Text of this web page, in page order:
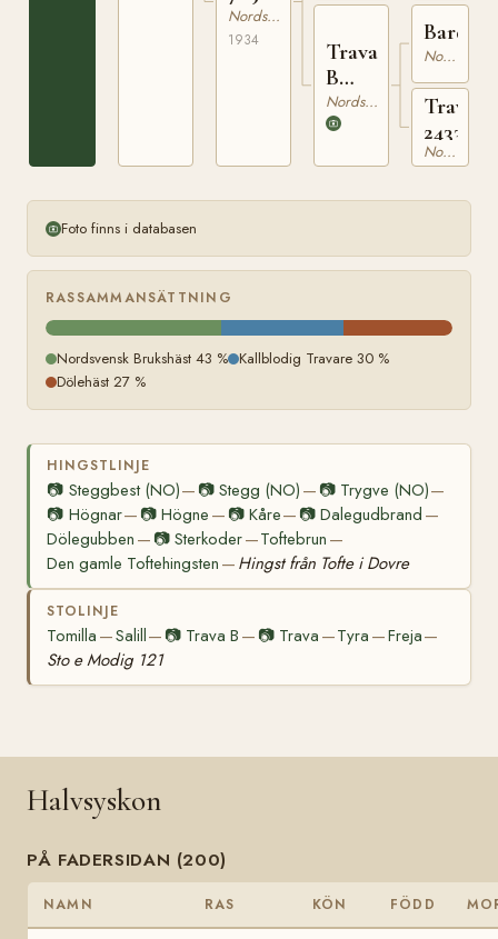
Nordsvensk Brukshäst
1934
Trava
B
4542Nordsvensk Brukshäst
Bard
Nordsvensk Brukshäst
Trava
2433
Nordsvensk Brukshäst
Foto finns i databasen
RASSAMMANSÄTTNING
Nordsvensk Brukshäst 43 % Kallblodig Travare 30 %
Dölehäst 27 %
HINGSTLINJE
📷 Steggbest (NO)— 📷Stegg (NO) — 📷 Trygve (NO)—
📷 Högnar— 📷Högne — 📷 Kåre— 📷 Dalegudbrand —
Dölegubben — 📷Sterkoder—Toftebrun —
Den gamle Toftehingsten — Hingst från Tofte i Dovre
STOLINJE
Tomilla —Salill— 📷 Trava B — 📷 Trava —Tyra —Freja—
Sto e Modig 121
Halvsyskon
PÅ FADERSIDAN (200)
NAMN RAS KÖN FÖDD